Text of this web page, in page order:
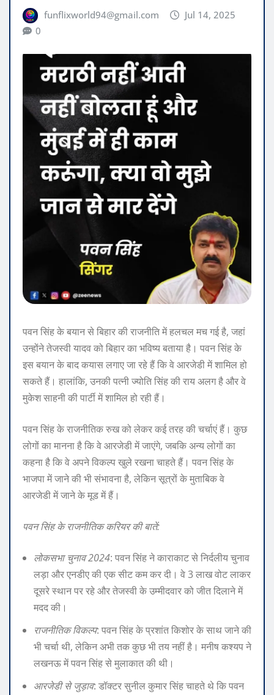
funflixworld94@gmail.com
Jul 14, 2025
0
पवन सिंह के बयान से बिहार की राजनीति में हलचल मच गई है, जहां
उन्होंने तेजस्वी यादव को बिहार का भविष्य बताया है। पवन सिंह के
इस बयान के बाद कयास लगाए जा रहे हैं कि वे आरजेडी में शामिल हो
सकते हैं। हालांकि, उनकी पत्नी ज्योति सिंह की राय अलग है और वे
मुकेश साहनी की पार्टी में शामिल हो रही हैं।
पवन सिंह के राजनीतिक रुख को लेकर कई तरह की चर्चाएं हैं। कुछ
लोगों का मानना है कि वे आरजेडी में जाएंगे, जबकि अन्य लोगों का
कहना है कि वे अपने विकल्प खुले रखना चाहते हैं। पवन सिंह के
भाजपा में जाने की भी संभावना है, लेकिन सूत्रों के मुताबिक वे
आरजेडी में जाने के मूड में हैं।
पवन सिंह के राजनीतिक करियर की बातें:
लोकसभा चुनाव 2024: पवन सिंह ने काराकाट से निर्दलीय चुनाव
लड़ा और एनडीए की एक सीट कम कर दी। वे 3 लाख वोट लाकर
दूसरे स्थान पर रहे और तेजस्वी के उम्मीदवार को जीत दिलाने में
मदद की।
राजनीतिक विकल्प: पवन सिंह के प्रशांत किशोर के साथ जाने की
भी चर्चा थी, लेकिन अभी तक कुछ भी तय नहीं है। मनीष कश्यप ने
लखनऊ में पवन सिंह से मुलाकात की थी।
आरजेडी से जुड़ाव: डॉक्टर सुनील कुमार सिंह चाहते थे कि पवन